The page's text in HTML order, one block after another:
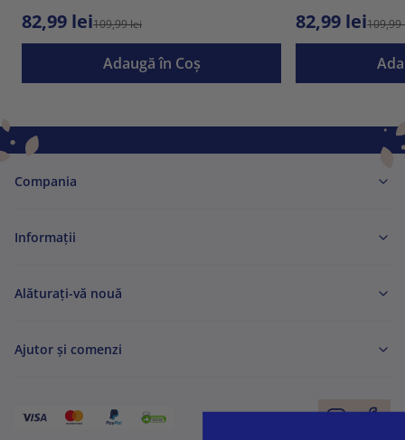
82,99 lei109,99 lei
Adaugă în Coş
82,99 lei109,99
Compania
Informaţii
Alăturați-vă nouă
Ajutor și comenzi